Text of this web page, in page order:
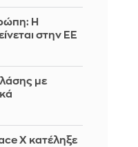
Η
στην ΕΕ
με
X κατέληξε